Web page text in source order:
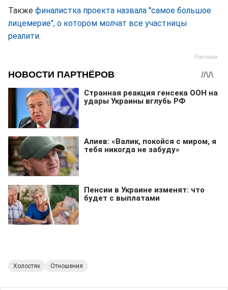
Также финалистка проекта назвала "самое большое
лицемерие", о котором молчат все участницы
реалити.
Холостяк Отношения